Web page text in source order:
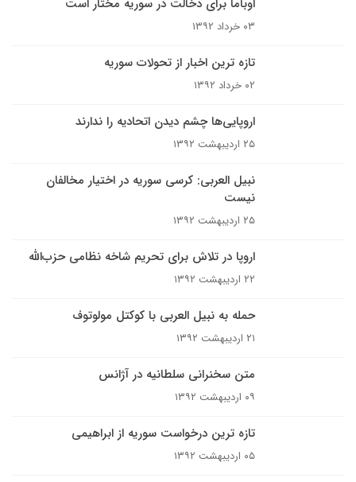
اوباما برای دخالت در سوریه مختار است
۰۳ خرداد ۱۳۹۲
تازه ترین اخبار از تحولات سوریه
۰۲ خرداد ۱۳۹۲
اروپایی‌ها چشم دیدن اتحادیه را ندارند
۲۵ اردیبهشت ۱۳۹۲
نبیل العربی: کرسی سوریه در اختیار مخالفان
نیست
۲۵ اردیبهشت ۱۳۹۲
اروپا در تلاش برای تحریم شاخه نظامی حزب‌الله
۲۲ اردیبهشت ۱۳۹۲
حمله به نبیل العربی با کوکتل مولوتوف
۲۱ اردیبهشت ۱۳۹۲
متن سخنرانی سلطانیه در آژانس
۰۹ اردیبهشت ۱۳۹۲
تازه ترین درخواست سوریه از ابراهیمی
۰۵ اردیبهشت ۱۳۹۲